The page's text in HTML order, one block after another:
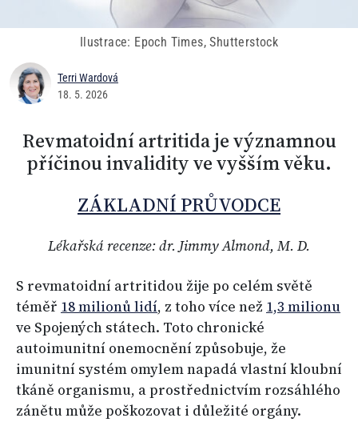
Ilustrace: Epoch Times, Shutterstock
Terri Wardová
18. 5. 2026
Revmatoidní artritida je významnou
příčinou invalidity ve vyšším věku.
ZÁKLADNÍ PRŮVODCE
Lékařská recenze: dr. Jimmy Almond, M. D.
S revmatoidní artritidou žije po celém světě
téměř 18 milionů lidí, z toho více než 1,3 milionu
ve Spojených státech. Toto chronické
autoimunitní onemocnění způsobuje, že
imunitní systém omylem napadá vlastní kloubní
tkáně organismu, a prostřednictvím rozsáhlého
zánětu může poškozovat i důležité orgány.